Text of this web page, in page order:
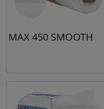
MAX 450 SMOOTH